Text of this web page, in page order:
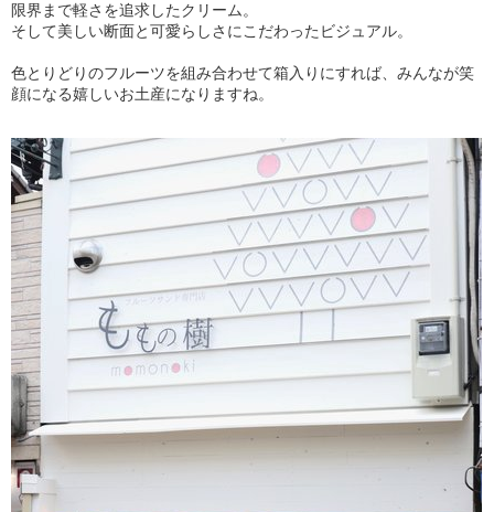
限界まで軽さを追求したクリーム。
そして美しい断面と可愛らしさにこだわったビジュアル。
色とりどりのフルーツを組み合わせて箱入りにすれば、みんなが笑
顔になる嬉しいお土産になりますね。